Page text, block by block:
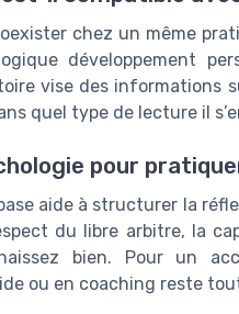
chez un même
développement
vise des informations
quel type de lecture il
pour
aide à structurer la
du libre arbitre, la
bien. Pour un
ou en coaching reste